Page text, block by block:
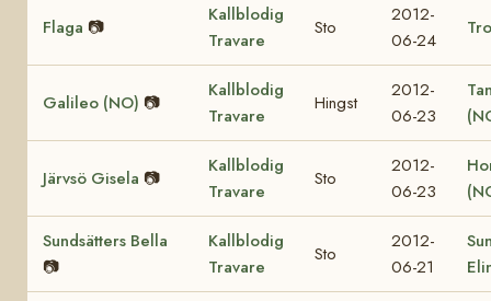
Flaga 📷
Kallblodig
Travare
Sto
2012-
06-24
Galileo (NO) 📷
Kallblodig
Travare
Hingst
2012-
06-23
Järvsö Gisela 📷
Kallblodig
Travare
Sto
2012-
06-23
Sundsätters Bella
📷
Kallblodig
Travare
Sto
2012-
06-21